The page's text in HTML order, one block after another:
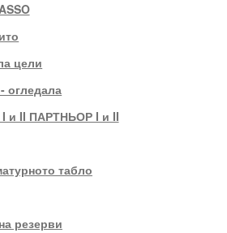
цели
огледала
и II ПАРТНЬОР I и II
табло
резерви